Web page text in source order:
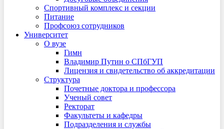
Спортивный комплекс и секции
Питание
Профсоюз сотрудников
Университет
О вузе
Гимн
Владимир Путин о СПбГУП
Лицензия и свидетельство об аккредитации
Структура
Почетные доктора и профессора
Ученый совет
Ректорат
Факультеты и кафедры
Подразделения и службы